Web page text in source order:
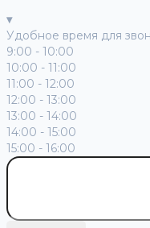
▾
Удобное время для
9:00 - 10:00
10:00 - 11:00
11:00 - 12:00
12:00 - 13:00
13:00 - 14:00
14:00 - 15:00
15:00 - 16:00